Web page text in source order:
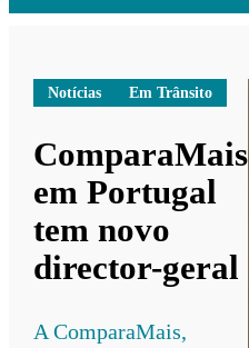
Notícias Em Trânsito
ComparaMais
em Portugal
tem novo
director-geral
A ComparaMais,